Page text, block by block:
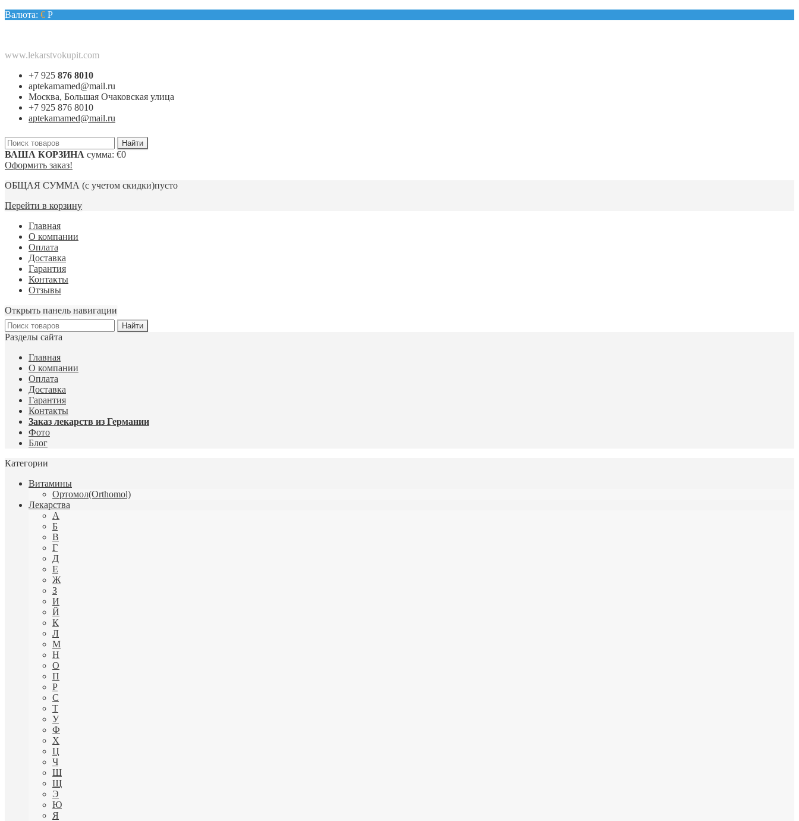
Валюта: € Р
www.lekarstvokupit.com
+7 925 876 8010
aptekamamed@mail.ru
Москва, Большая Очаковская улица
+7 925 876 8010
aptekamamed@mail.ru
ВАША КОРЗИНА сумма: €0
Оформить заказ!
ОБЩАЯ СУММА (с учетом скидки)пусто
Перейти в корзину
Главная
О компании
Оплата
Доставка
Гарантия
Контакты
Отзывы
Открыть панель навигации
Разделы сайта
Главная
О компании
Оплата
Доставка
Гарантия
Контакты
Заказ лекарств из Германии
Фото
Блог
Категории
Витамины
Ортомол(Orthomol)
Лекарства
А
Б
В
Г
Д
Е
Ж
З
И
Й
К
Л
М
Н
О
П
Р
С
Т
У
Ф
Х
Ц
Ч
Ш
Щ
Э
Ю
Я